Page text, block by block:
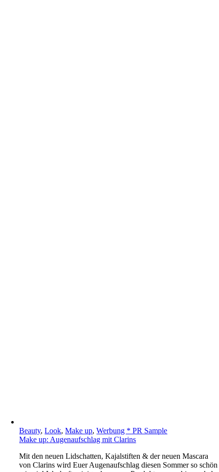
Beauty,Look,Make up,Werbung * PR Sample
Make up: Augenaufschlag mit Clarins
Mit den neuen Lidschatten, Kajalstiften & der neuen Mascara
von Clarins wird Euer Augenaufschlag diesen Sommer so schön